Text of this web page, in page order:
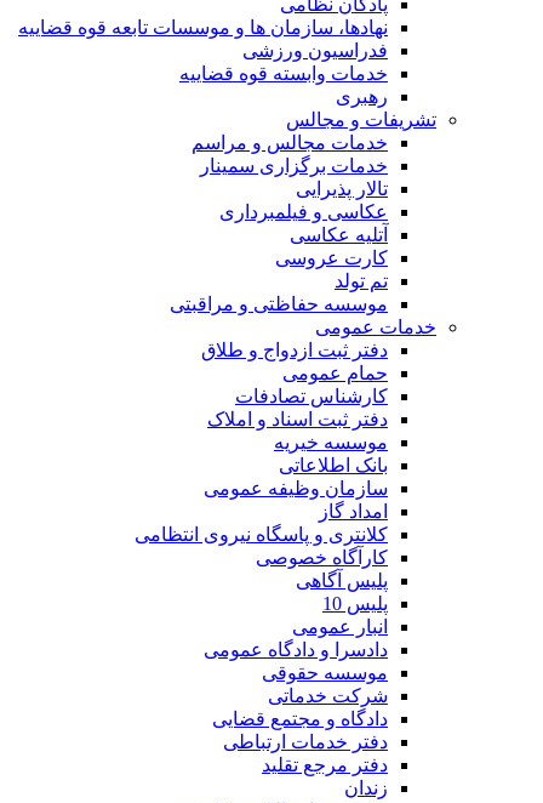
پادگان نظامی
نهادها، سازمان ها و موسسات تابعه قوه قضاییه
فدراسیون ورزشی
خدمات وابسته قوه قضاییه
رهبری
تشریفات و مجالس
خدمات مجالس و مراسم
خدمات برگزاری سمینار
تالار پذیرایی
عکاسی و فیلمبرداری
آتلیه عکاسی
کارت عروسی
تم تولد
موسسه حفاظتی و مراقبتی
خدمات عمومی
دفتر ثبت ازدواج و طلاق
حمام عمومی
کارشناس تصادفات
دفتر ثبت اسناد و املاک
موسسه خیریه
بانک اطلاعاتی
سازمان وظیفه عمومی
امداد گاز
کلانتری و پاسگاه نیروی انتظامی
کارآگاه خصوصی
پلیس آگاهی
پلیس 10
انبار عمومی
دادسرا و دادگاه عمومی
موسسه حقوقی
شرکت خدماتی
دادگاه و مجتمع قضایی
دفتر خدمات ارتباطی
دفتر مرجع تقلید
زندان